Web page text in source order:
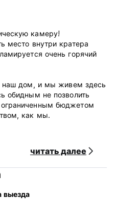
камеру!
место внутри кратера
очень горячий
наш дом, и мы живем здесь
обидным не позволить
бюджетом
как мы.
с ограниченным
Эль-Валле. Ваша
собой отдельные
каждом номере только
и т. д.) используются
читать далее
выезда